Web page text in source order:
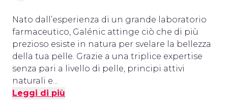
Nato dall’esperienza di un grande laboratorio
farmaceutico, Galénic attinge ciò che di più
prezioso esiste in natura per svelare la bellezza
della tua pelle. Grazie a una triplice expertise
senza pari a livello di pelle, principi attivi
naturali e...
Leggi di più